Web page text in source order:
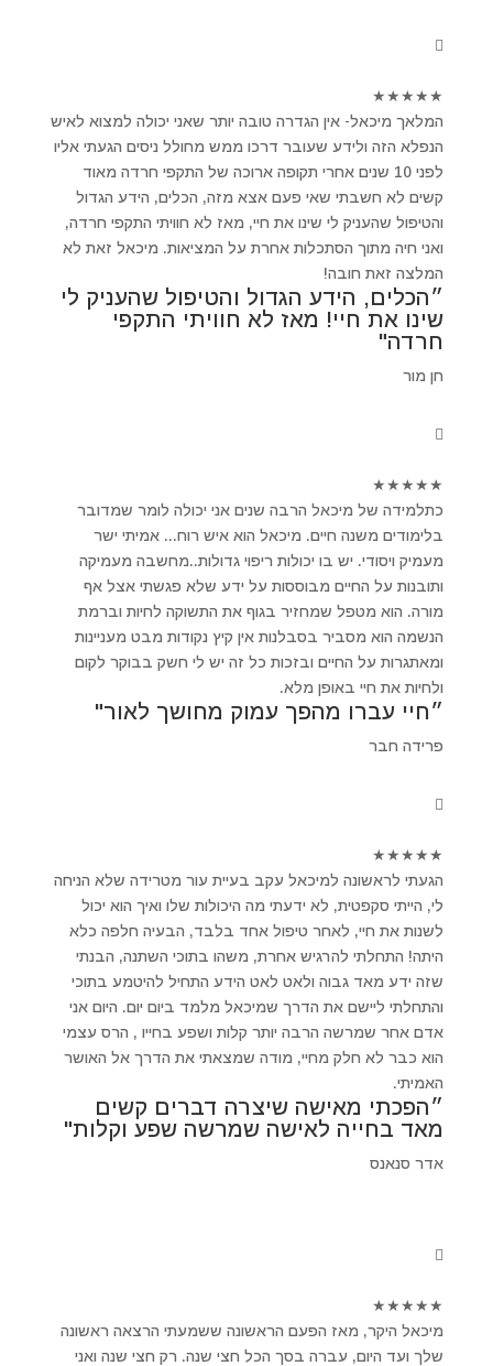
★
★
★
★
★
המלאך מיכאל- אין הגדרה טובה יותר שאני יכולה למצוא לאיש
הנפלא הזה ולידע שעובר דרכו ממש מחולל ניסים הגעתי אליו
לפני 10 שנים אחרי תקופה ארוכה של התקפי חרדה מאוד
קשים לא חשבתי שאי פעם אצא מזה, הכלים, הידע הגדול
והטיפול שהעניק לי שינו את חיי, מאז לא חוויתי התקפי חרדה,
ואני חיה מתוך הסתכלות אחרת על המציאות. מיכאל זאת לא
המלצה זאת חובה!
״הכלים, הידע הגדול והטיפול שהעניק לי
שינו את חיי! מאז לא חוויתי התקפי
חרדה"
חן מור
★
★
★
★
★
כתלמידה של מיכאל הרבה שנים אני יכולה לומר שמדובר
בלימודים משנה חיים. מיכאל הוא איש רוח... אמיתי ישר
מעמיק ויסודי. יש בו יכולות ריפוי גדולות..מחשבה מעמיקה
ותובנות על החיים מבוססות על ידע שלא פגשתי אצל אף
מורה. הוא מטפל שמחזיר בגוף את התשוקה לחיות וברמת
הנשמה הוא מסביר בסבלנות אין קיץ נקודות מבט מעניינות
ומאתגרות על החיים ובזכות כל זה יש לי חשק בבוקר לקום
ולחיות את חיי באופן מלא.
״חיי עברו מהפך עמוק מחושך לאור"
פרידה חבר
★
★
★
★
★
הגעתי לראשונה למיכאל עקב בעיית עור מטרידה שלא הניחה
לי, הייתי סקפטית, לא ידעתי מה היכולות שלו ואיך הוא יכול
לשנות את חיי, לאחר טיפול אחד בלבד, הבעיה חלפה כלא
היתה! התחלתי להרגיש אחרת, משהו בתוכי השתנה, הבנתי
שזה ידע מאד גבוה ולאט לאט הידע התחיל להיטמע בתוכי
והתחלתי ליישם את הדרך שמיכאל מלמד ביום יום. היום אני
אדם אחר שמרשה הרבה יותר קלות ושפע בחייו , הרס עצמי
הוא כבר לא חלק מחיי, מודה שמצאתי את הדרך אל האושר
האמיתי.
״הפכתי מאישה שיצרה דברים קשים
מאד בחייה לאישה שמרשה שפע וקלות"
אדר סנאנס
★
★
★
★
★
מיכאל היקר, מאז הפעם הראשונה ששמעתי הרצאה ראשונה
שלך ועד היום, עברה בסך הכל חצי שנה. רק חצי שנה ואני